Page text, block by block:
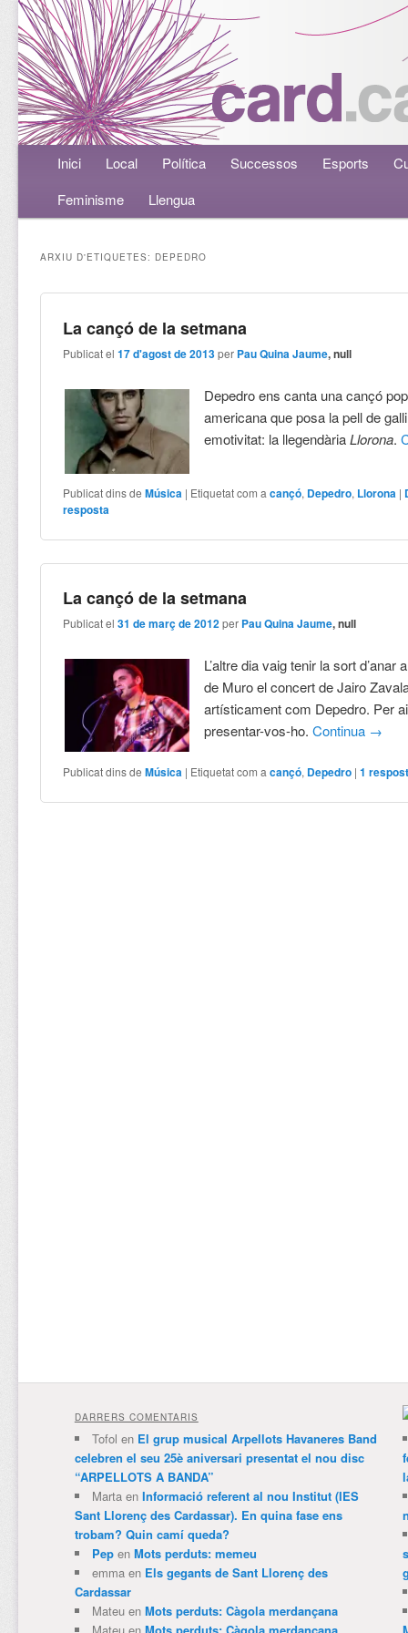
Menú principalAneu al contingut principal
Aneu al contingut secundari
Inici Local Política Successos Esports
Feminisme
Llengua
ARXIU D'ETIQUETES: DEPEDRO
La cançó de la setmana
Publicat el17 d'agost de 2013 per Pau Quina Jaume, null
Depedro ens canta una cançó
americana que posa la pell de
emotivitat: la llegendàriaLlorona.
Publicat dins de Música | Etiquetat com a cançó, Depedro, Llorona |
resposta
La cançó de la setmana
Publicat el31 de març de 2012 per Pau Quina Jaume, null
L’altre dia vaig tenir la sort d’anar
de Muro el concert de Jairo
artísticament com Depedro. Per
presentar-vos-ho.Continua →
Publicat dins de Música | Etiquetat com a cançó, Depedro |1
DARRERS COMENTARIS
Tofol en El grup musical Arpellots Havaneres Band
celebren el seu 25è aniversari presentat el nou disc
“ARPELLOTS A BANDA”
Martaen Informació referent al nou Institut (IES
Sant Llorenç des Cardassar). En quina fase ens
trobam? Quin camí queda?
Pepen Mots perduts: memeu
emmaen Els gegants de Sant Llorenç des
Cardassar
Mateuen Mots perduts: Càgola merdançana